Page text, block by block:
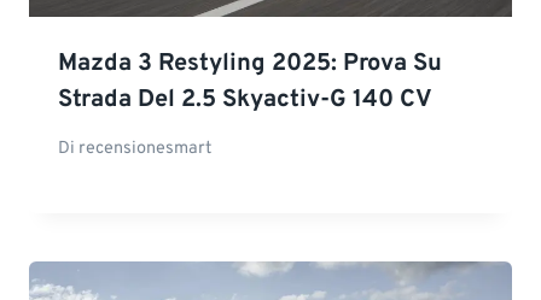
Mazda 3 Restyling 2025: Prova Su
Strada Del 2.5 Skyactiv-G 140 CV
Di recensionesmart